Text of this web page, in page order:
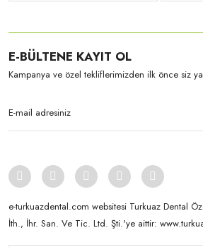
CZR Dentin-50 Gr NW00
E-BÜLTENE KAYIT OL
Kampanya ve özel tekliflerimizden ilk önce siz
e-turkuazdental.com websitesi Turkuaz Dental
İth., İhr. San. Ve Tic. Ltd. Şti.'ye aittir: